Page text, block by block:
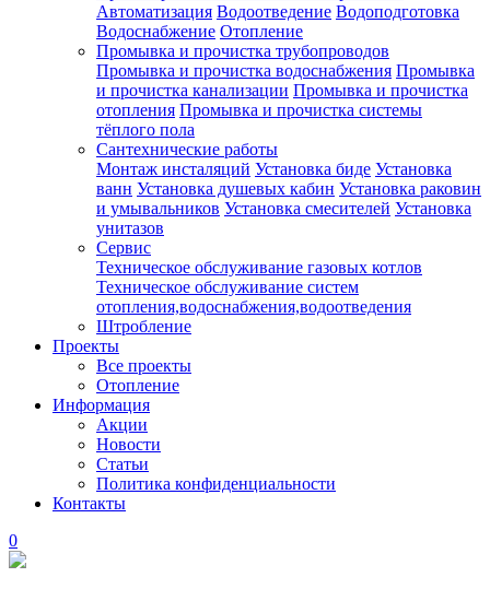
Автоматизация Водоотведение Водоподготовка
Водоснабжение Отопление
Промывка и прочистка трубопроводов
Промывка и прочистка водоснабжения Промывка
и прочистка канализации Промывка и прочистка
отопления Промывка и прочистка системы
тёплого пола
Сантехнические работы
Монтаж инсталяций Установка биде Установка
ванн Установка душевых кабин Установка раковин
и умывальников Установка смесителей Установка
унитазов
Сервис
Техническое обслуживание газовых котлов
Техническое обслуживание систем
отопления,водоснабжения,водоотведения
Штробление
Проекты
Все проекты
Отопление
Информация
Акции
Новости
Статьи
Политика конфиденциальности
Контакты
0